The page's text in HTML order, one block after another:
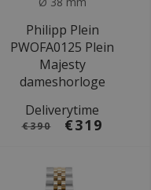
Philipp Plein
PWOFA0125 Plein
Majesty
dameshorloge
Deliverytime
€390 €319